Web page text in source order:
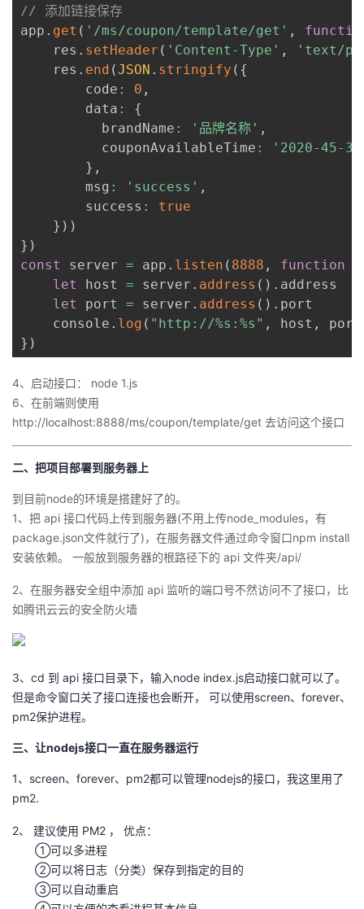
我
藏
的
我
// 添加链接保存
app . get ( '/ms/coupon/template/get' ,
    res
. setHeader ( 'Content-Type' ,
'text/
    res
. end (JSON . stringify ( {
        code
: 0 ,
        data
:
{
          brandName
: '品牌名称' ,
          couponAvailableTime
:
'2020-45-
} ,
        msg
: 'success' ,
        success
:
true
} ) )
} )
const
server = app . listen ( 8888 , function
let
host = server . address ( ) . address
let
port = server . address ( ) . port
    console
. log ( "http://%s:%s" , host , port
} )
4、启动接口： node 1.js
6、在前端则使用
http://localhost:8888/ms/coupon/template/get 去访问这个接口
二、把项目部署到服务器上
到目前node的环境是搭建好了的。
1、把 api 接口代码上传到服务器(不用上传node_modules，有
package.json文件就行了)，在服务器文件通过命令窗口npm install
安装依赖。 一般放到服务器的根路径下的 api 文件夹/api/
2、在服务器安全组中添加 api 监听的端口号不然访问不了接口，比
如腾讯云云的安全防火墙
3、cd 到 api 接口目录下，输入node index.js启动接口就可以了。
但是命令窗口关了接口连接也会断开， 可以使用screen、forever、
pm2保护进程。
三、让nodejs接口一直在服务器运行
1、screen、forever、pm2都可以管理nodejs的接口，我这里用了
pm2.
2、 建议使用 PM2 ， 优点：
①可以多进程
②可以将日志（分类）保存到指定的目的
③可以自动重启